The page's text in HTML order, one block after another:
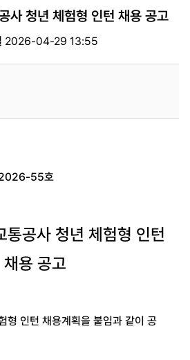
사 청년 체험형 인턴 채용 공고
2026-04-29 13:55
55호
통공사 청년 체험형 인턴
채용 공고
형 인턴 채용계획을 붙임과 같이 공